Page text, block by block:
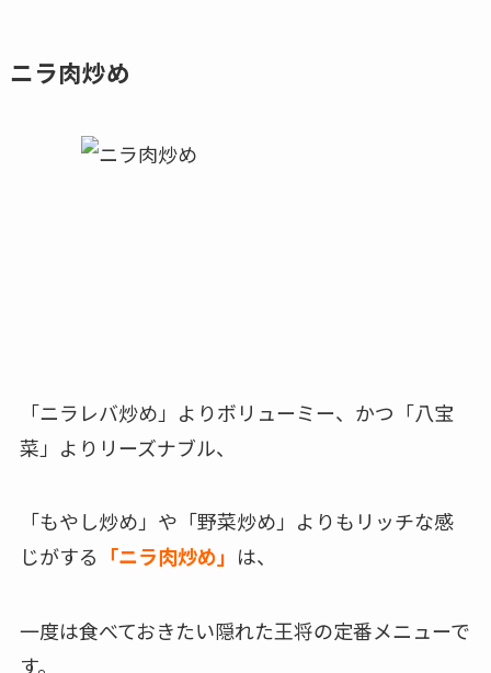
ニラ肉炒め
「ニラレバ炒め」よりボリューミー、かつ「八宝
菜」よりリーズナブル、
「もやし炒め」や「野菜炒め」よりもリッチな感
じがする 「ニラ肉炒め」 は、
一度は食べておきたい隠れた王将の定番メニューで
す。